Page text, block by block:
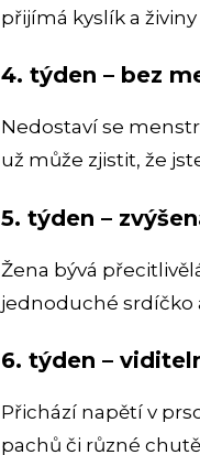
přijímá kyslík a
4. týden – bez
Nedostaví se
už může zjistit, že
5. týden –
Žena bývá
jednoduché srdíčko
6. týden –
Přichází napětí v
pachů či různé